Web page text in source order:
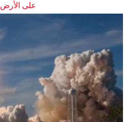
على الأرض